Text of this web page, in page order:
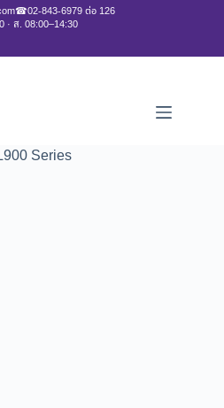
☎02-843-6979 ต่อ 126
· ส. 08:00–14:30